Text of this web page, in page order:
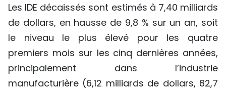
Les IDE décaissés sont estimés à 7,40 milliards
de dollars, en hausse de 9,8 % sur un an, soit
le niveau le plus élevé pour les quatre
premiers mois sur les cinq dernières années,
principalement dans l’industrie
manufacturière (6,12 milliards de dollars, 82,7